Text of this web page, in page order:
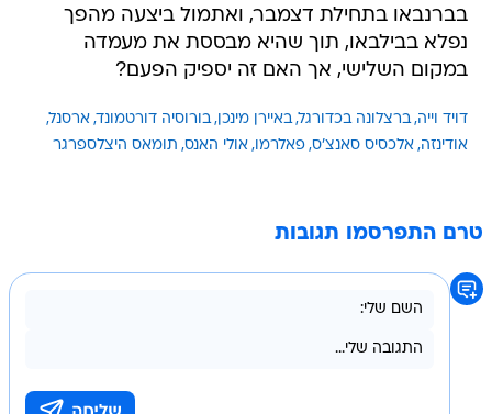
בברנבאו בתחילת דצמבר, ואתמול ביצעה מהפך
נפלא בבילבאו, תוך שהיא מבססת את מעמדה
במקום השלישי, אך האם זה יספיק הפעם?
דויד וייה ברצלונה בכדורגל באיירן מינכן בורוסיה דורטמונד ארסנל
אודינזה אלכסיס סאנצ'ס פאלרמו אולי האנס תומאס היצלספרגר
טרם התפרסמו תגובות